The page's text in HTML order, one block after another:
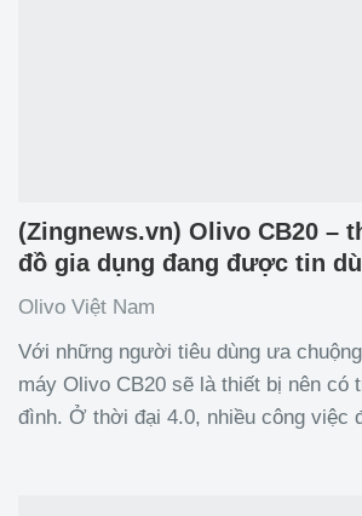
(Zingnews.vn) Olivo CB20 –
đồ gia dụng đang được tin
Olivo Việt Nam
Với những người tiêu dùng ưa
máy Olivo CB20 sẽ là thiết bị nên có
đình. Ở thời đại 4.0, nhiều công việc